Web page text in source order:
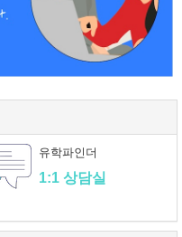
유학파인더
1:1 상담실